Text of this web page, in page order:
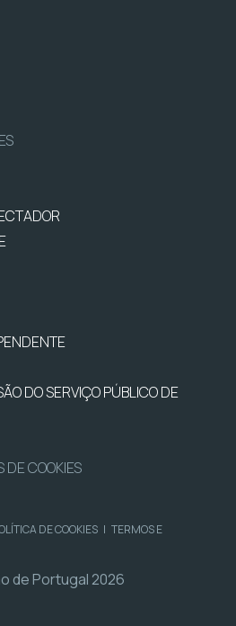
DO SERVIÇO PÚBLICO DE
DE COOKIES
DE COOKIES | TERMOS E
de Portugal 2026